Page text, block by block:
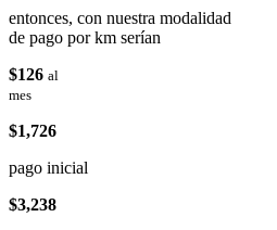
entonces, con nuestra modalidad
de pago por km serían
$126 al
mes
$1,726
pago inicial
$3,238